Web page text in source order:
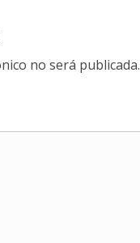
no será publicada.